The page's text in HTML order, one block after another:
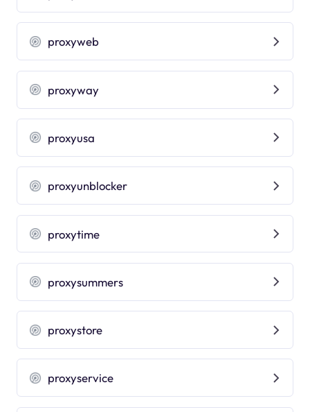
proxyweb
proxyway
proxyusa
proxyunblocker
proxytime
proxysummers
proxystore
proxyservice